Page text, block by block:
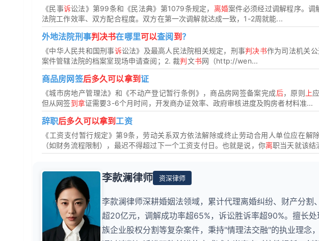
《民事诉讼法》第99条和《民法典》第1079条规定， 离婚案件必须经过调解程序。调
法院工作效率、双方配合程度。双方在第一次调解就达成一致，1-2周就能...
外地法院刑事判决书在哪里可以查阅 到？
《中华人民共和国刑事诉讼法》及最高人民法院相关规定，刑事判决书作为司法机关
案件管辖法院的档案室现场申请查阅；2. 裁判文书网（http://wen...
商品房网签后多久可以拿到证
《城市房地产管理法》和《不动产登记暂行条例》，商品房网签备案完成后，原则 上
但从网签到拿证需要3-6个月时间，开发商办证效率、政府审核进度及购房者材料准...
辞职后多久可以拿到工资
《工资支付暂行规定》第9条，劳动关系双方依法解除或终止劳动合用人单位应在
（如财务流程限制），最迟不得超过下一个工资支付日。也就是说，你离职当天就该结
李款澜律师 资深律师
李款澜律师深耕婚姻法领域，累计代理离婚纠纷、财产分
超20亿元，调解成功率超65%，诉讼胜诉率超90%。擅长
族企业股权分割等复杂案件，秉持"情理法交融"的执业理念